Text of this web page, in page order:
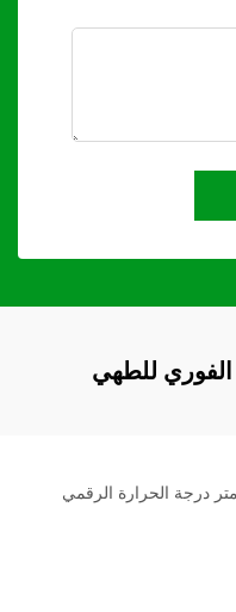
للطهي
متر درجة الحرارة الرقمي